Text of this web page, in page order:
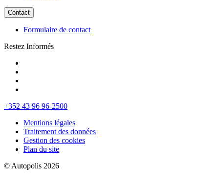
Contact
Formulaire de contact
Restez Informés
+352 43 96 96-2500
Mentions légales
Traitement des données
Gestion des cookies
Plan du site
© Autopolis 2026